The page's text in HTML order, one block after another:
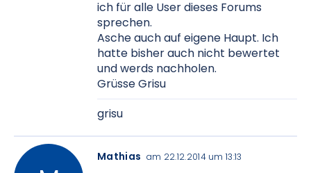
ich für alle User dieses Forums
sprechen.
Asche auch auf eigene Haupt. Ich
hatte bisher auch nicht bewertet
und werds nachholen.
Grüsse Grisu
grisu
Mathias am 22.12.2014 um 13:13